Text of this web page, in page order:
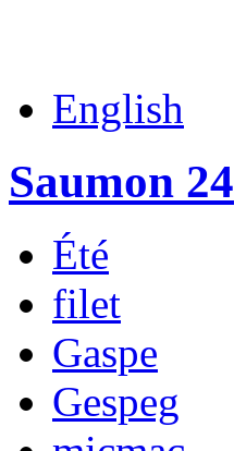
English
Saumon 24
Été
filet
Gaspe
Gespeg